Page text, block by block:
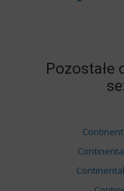
Pozostałe